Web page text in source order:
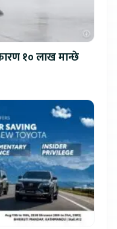
१० लाख मान्छे